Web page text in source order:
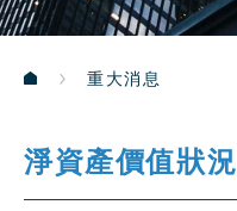
重大消息
淨資產價值狀況